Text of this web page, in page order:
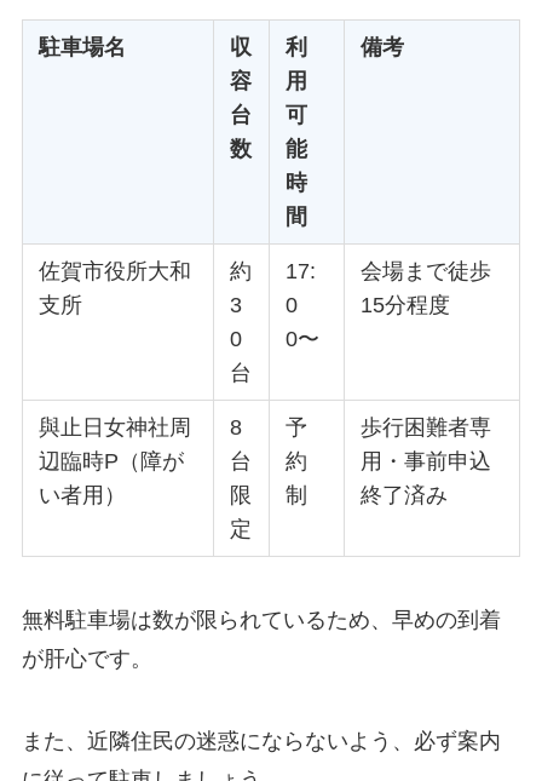
駐車場名
収
容
台
数
利
用
可
能
時
間
備考
佐賀市役所大和
支所
約
3
0
台
17:
0
0〜
会場まで徒歩
15分程度
與止日女神社周
辺臨時P（障が
い者用）
8
台
限
定
予
約
制
歩行困難者専
用・事前申込
終了済み
無料駐車場は数が限られているため、早めの到着
が肝心です。
また、近隣住民の迷惑にならないよう、必ず案内